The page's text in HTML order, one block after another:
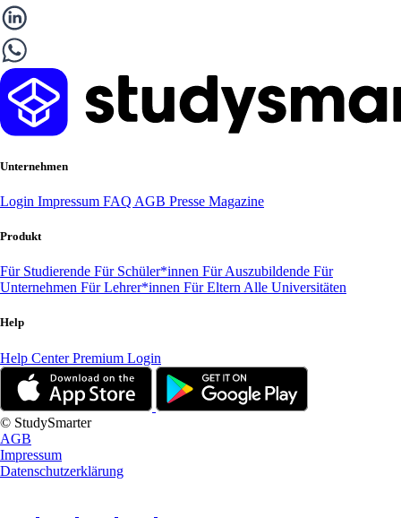
Unternehmen
Login Impressum FAQ AGB Presse Magazine
Produkt
Für Studierende Für Schüler*innen Für Auszubildende Für
Unternehmen Für Lehrer*innen Für Eltern Alle Universitäten
Help
Help CenterPremium Login
© StudySmarter
AGB
Impressum
Datenschutzerklärung